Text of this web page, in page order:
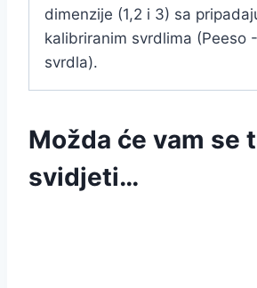
dimenzije (1,2 i 3) sa
kalibriranim svrdlima (Peeso
svrdla).
Možda će vam se
svidjeti…